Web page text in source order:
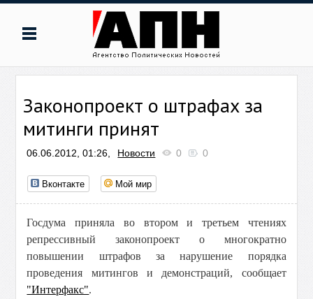
Законопроект о штрафах за
митинги принят
06.06.2012, 01:26, Новости 0 0
Вконтакте Мой мир
Госдума приняла во втором и третьем чтениях
репрессивный законопроект о многократно
повышении штрафов за нарушение порядка
проведения митингов и демонстраций, сообщает
"Интерфакс".